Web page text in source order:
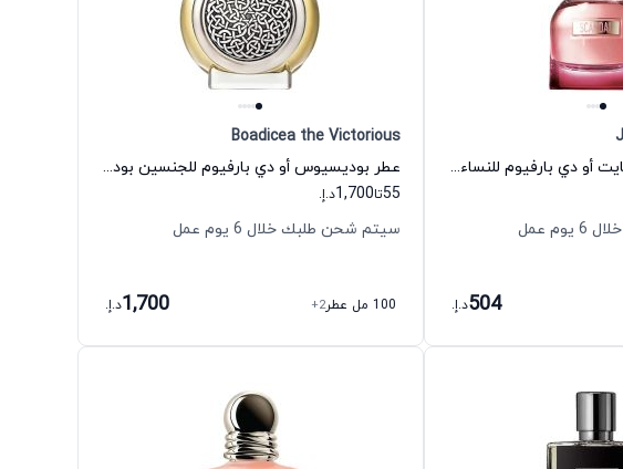
عطر سكاندال باي نايت أو دي بارفيوم للنساء جان بول غوتييه
عمل
504د.إ.
Boadicea the Victorious
عطر بوديسيوس أو دي بارفيوم للجنسين بوديسيا ذي فيكتوريوس
55تا1,700د.إ.
سيتم شحن طلبك خلال 6 يوم عمل
100 مل عطر +2
1,700د.إ.